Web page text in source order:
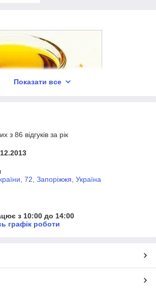
цінна рослинна сировина, з якої
одержуваної методом холодного віджиму
особливий блиск і м'якість.
Показати все
з 86 відгуків за рік
72, Запоріжжя, Україна
з 10:00 до 14:00
графік роботи